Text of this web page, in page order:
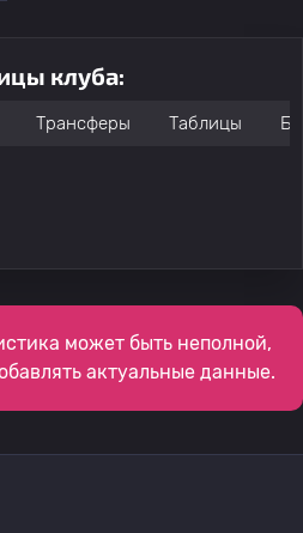
клуба:
Трансферы Таблицы
может быть неполной,
актуальные данные.